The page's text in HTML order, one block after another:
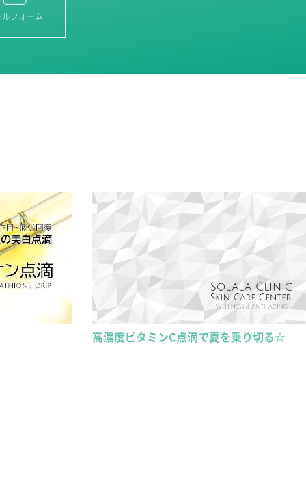
ルフォーム
高濃度ビタミンC点滴で夏を乗り切る☆